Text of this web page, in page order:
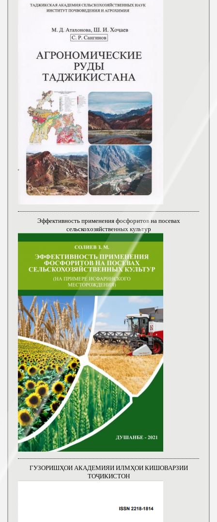
Эффективность применения фосфоритов на посевах
сельскохозяйственных культур
ГУЗОРИШҲОИ АКАДЕМИЯИ ИЛМҲОИ КИШОВАРЗИИ
ТОҶИКИСТОН